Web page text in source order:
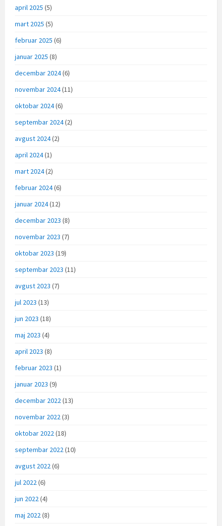
april 2025 (5)
mart 2025 (5)
februar 2025 (6)
januar 2025 (8)
decembar 2024(6)
novembar 2024(11)
oktobar 2024(6)
septembar 2024(2)
avgust 2024(2)
april 2024(1)
mart 2024(2)
februar 2024(6)
januar 2024(12)
decembar 2023 (8)
novembar 2023 (7)
oktobar 2023 (19)
septembar 2023 (11)
avgust 2023 (7)
jul 2023 (13)
jun 2023 (18)
maj 2023 (4)
april 2023 (8)
februar 2023 (1)
januar 2023 (9)
decembar 2022(13)
novembar 2022(3)
oktobar 2022(18)
septembar 2022(10)
avgust 2022(6)
jul 2022(6)
jun 2022(4)
maj 2022(8)